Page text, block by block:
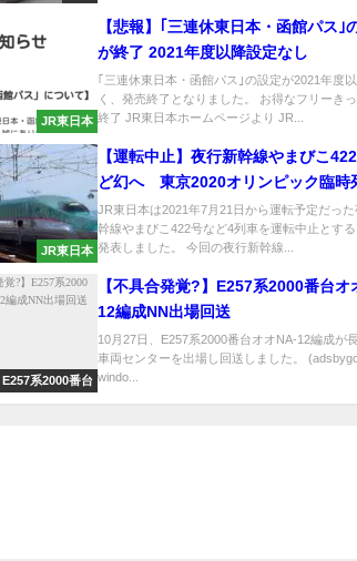
JR東日本
【悲報】｢三連休東日本・函館パス｣
が終了 2021年度以降設定なし
｢三連休東日本・函館パス｣の設定が2021年度
く、発売終了となりました。 お得なフリーき
終了 JR東日本ホームページより JR...
JR東日本
【運転中止】夜行新幹線やまびこ
ど幻へ 東京2020オリンピック臨
JR東日本は2021年7月21日から運転予定だっ
幹線やまびこ422号など4列車を運転中止とす
発表しました。 今回の夜行新幹線...
E257系2000番台
【不具合発覚?】E257系2000番台オ
12編成NN出場回送
10月27日、E257系2000番台オオNA-12編成が
車両センターを出場し回送しました。
windo...